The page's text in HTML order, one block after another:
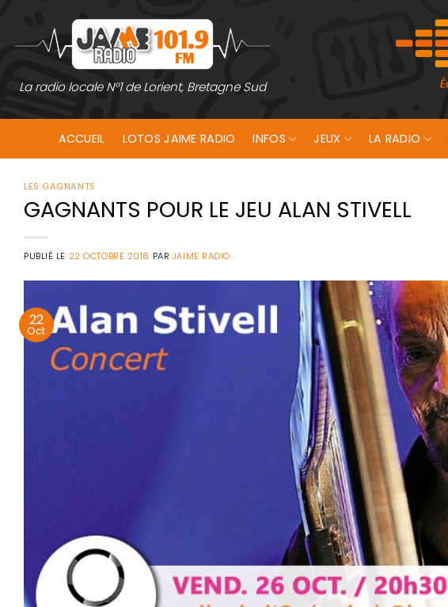
contenu
La radio locale N°1 de Lorient, Bretagne Sud
ACCUEIL LOTOS JAIME RADIO INFOS JEUX LA RADIO
LES GAGNANTS
GAGNANTS POUR LE JEU ALAN STIVELL
PUBLIÉ LE 22 OCTOBRE 2018 PAR JAIME RADIO
22
Oct